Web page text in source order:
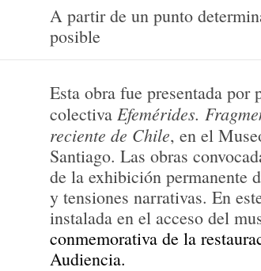
A partir de un punto
posible
Esta obra fue presentada
colectiva Efemérides.
reciente de Chile, en el
Santiago. Las obras
de la exhibición permanente
y tensiones narrativas. En
instalada en el acceso del
conmemorativa de la
Audiencia.